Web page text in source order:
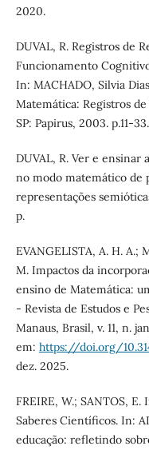
2020.
DUVAL, R. Registros de
Funcionamento
In: MACHADO, Silvia
Matemática: Registros
SP: Papirus, 2003. p.11-33.
DUVAL, R. Ver e
no modo matemático de
representações
p.
EVANGELISTA, A. H. A.;
M. Impactos da
ensino de Matemática:
- Revista de Estudos e
Manaus, Brasil, v. 11, n.
em: https://doi.org/
dez. 2025.
FREIRE, W.; SANTOS,
Saberes Científicos. In:
educação: refletindo